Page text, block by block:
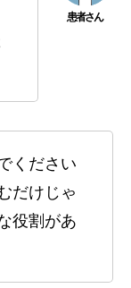
ください
だけじゃ
役割があ